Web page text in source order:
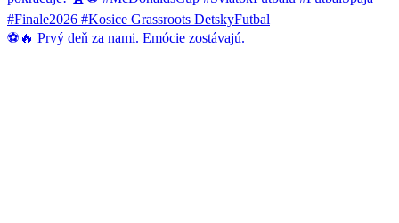
⚽🔥 Prvý deň za nami. Emócie zostávajú.